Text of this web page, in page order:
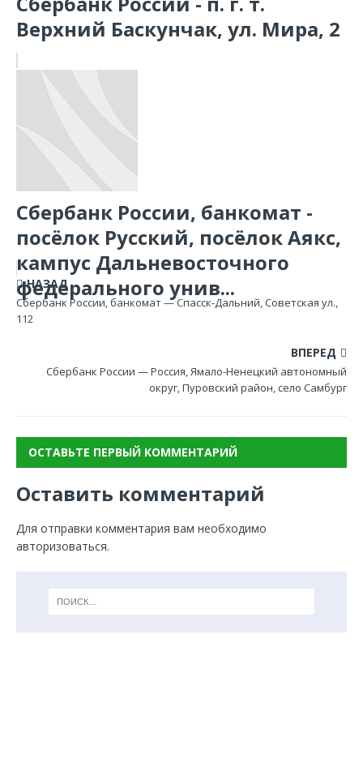
Верхний Баскунчак, ул. Мира, 2
Сбербанк России, банкомат -
посёлок Русский, посёлок Аякс,
кампус Дальневосточного
федерального унив...
НАЗАД
Сбербанк России, банкомат — Спасск-Дальний, Советская ул.,
112
ВПЕРЕД
Сбербанк России — Россия, Ямало-Ненецкий автономный
округ, Пуровский район, село Самбург
ОСТАВЬТЕ ПЕРВЫЙ КОММЕНТАРИЙ
Оставить комментарий
Для отправки комментария вам необходимо
авторизоваться.